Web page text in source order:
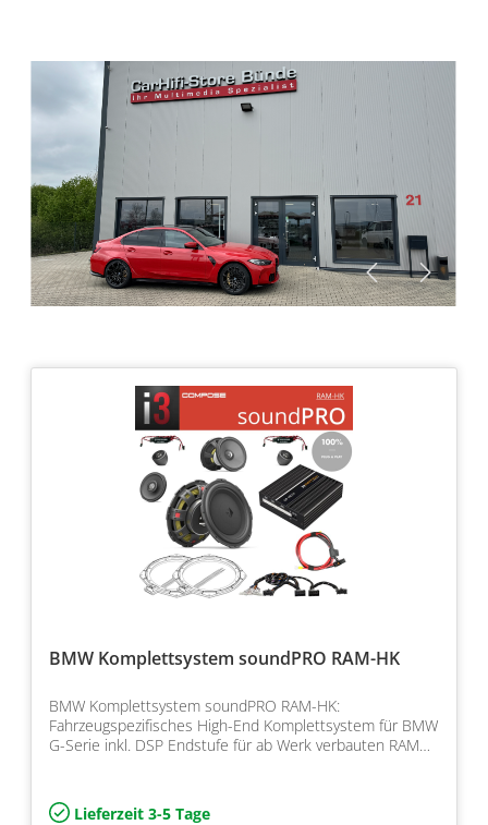
BMW Komplettsystem soundPRO RAM-HK
BMW Komplettsystem soundPRO RAM-HK:
Fahrzeugspezifisches High-End Komplettsystem für BMW
G-Serie inkl. DSP Endstufe für ab Werk verbauten RAM
Lieferzeit 3-5 Tage